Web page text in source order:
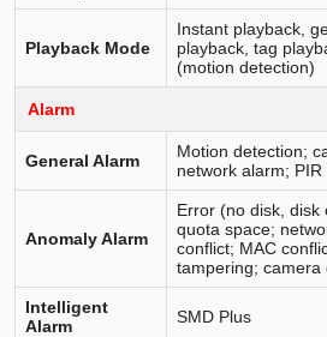
Playback Mode
Instant playback,
playback, tag
(motion detection)
Alarm
General Alarm
Motion detection;
network alarm; PIR
Anomaly Alarm
Error (no disk, disk
quota space;
conflict; MAC
tampering; camera
Intelligent
Alarm
SMD Plus